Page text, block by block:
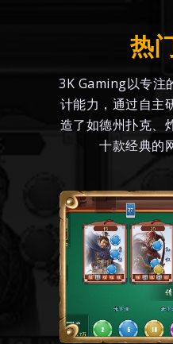
热
3K Gaming以专注
计能力，通过自主
造了如德州扑克、
十款经典的